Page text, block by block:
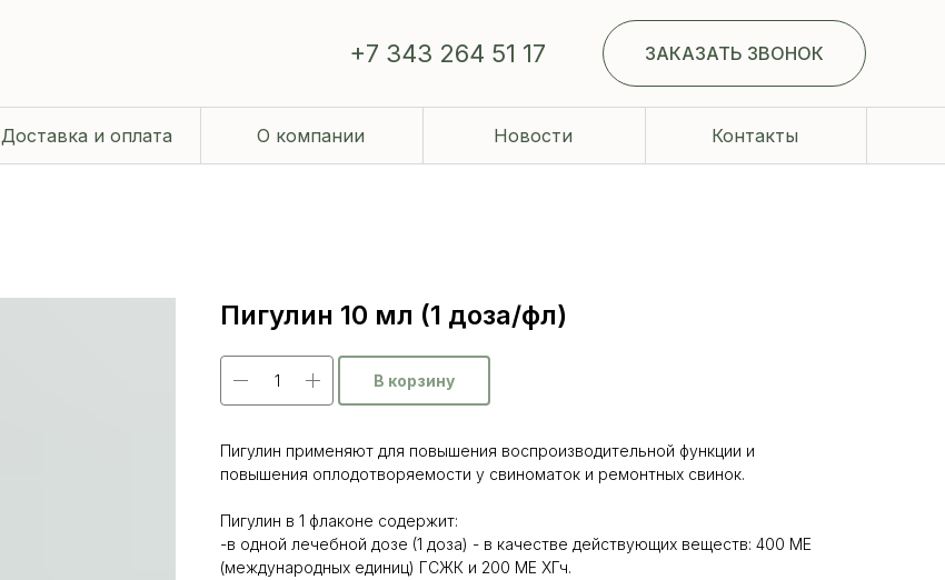
Доставка и оплата О компании Контакты
ЗАКАЗАТЬ ЗВОНОК
+7 343 264 51 17
Новости
Пигулин 10 мл (1 доза/фл)
В корзину
Пигулин применяют для повышения воспроизводительной функции и
повышения оплодотворяемости у свиноматок и ремонтных свинок.
Пигулин в 1 флаконе содержит:
-в одной лечебной дозе (1 доза) - в качестве действующих веществ: 400 МЕ
(международных единиц) ГСЖК и 200 МЕ ХГч.